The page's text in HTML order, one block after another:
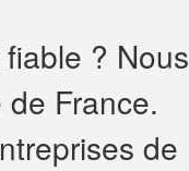
? Nous
France.
de